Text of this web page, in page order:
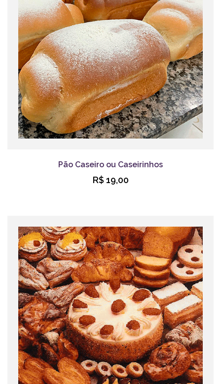
Pão Caseiro ou Caseirinhos
R$ 19,00